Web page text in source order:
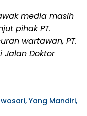
media masih
pihak PT.
wartawan, PT.
Doktor
Yang Mandiri,